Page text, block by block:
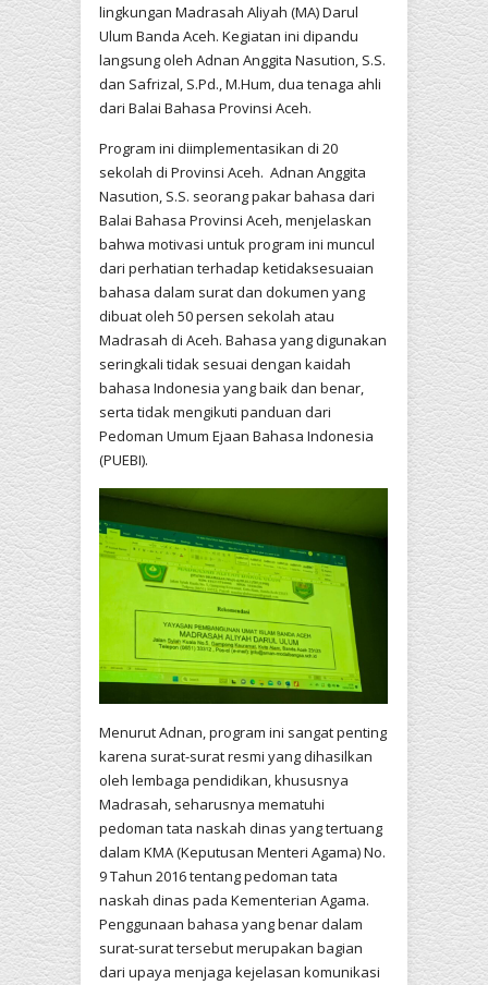
lingkungan Madrasah Aliyah (MA) Darul
Ulum Banda Aceh. Kegiatan ini dipandu
langsung oleh Adnan Anggita Nasution, S.S.
dan Safrizal, S.Pd., M.Hum, dua tenaga ahli
dari Balai Bahasa Provinsi Aceh.
Program ini diimplementasikan di 20
sekolah di Provinsi Aceh. Adnan Anggita
Nasution, S.S. seorang pakar bahasa dari
Balai Bahasa Provinsi Aceh, menjelaskan
bahwa motivasi untuk program ini muncul
dari perhatian terhadap ketidaksesuaian
bahasa dalam surat dan dokumen yang
dibuat oleh 50 persen sekolah atau
Madrasah di Aceh. Bahasa yang digunakan
seringkali tidak sesuai dengan kaidah
bahasa Indonesia yang baik dan benar,
serta tidak mengikuti panduan dari
Pedoman Umum Ejaan Bahasa Indonesia
(PUEBI).
Menurut Adnan, program ini sangat penting
karena surat-surat resmi yang dihasilkan
oleh lembaga pendidikan, khususnya
Madrasah, seharusnya mematuhi
pedoman tata naskah dinas yang tertuang
dalam KMA (Keputusan Menteri Agama) No.
9 Tahun 2016 tentang pedoman tata
naskah dinas pada Kementerian Agama.
Penggunaan bahasa yang benar dalam
surat-surat tersebut merupakan bagian
dari upaya menjaga kejelasan komunikasi